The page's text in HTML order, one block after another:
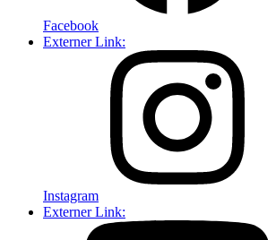
Facebook
Externer Link:
Instagram
Externer Link: